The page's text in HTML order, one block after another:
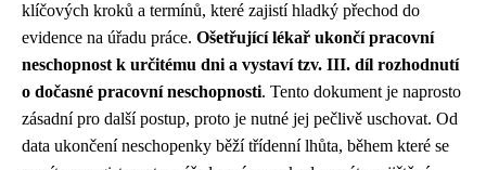
klíčových kroků a termínů, které zajistí hladký přechod do
evidence na úřadu práce. Ošetřující lékař ukončí pracovní
neschopnost k určitému dni a vystaví tzv. III. díl rozhodnutí
o dočasné pracovní neschopnosti. Tento dokument je naprosto
zásadní pro další postup, proto je nutné jej pečlivě uschovat. Od
data ukončení neschopenky běží třídenní lhůta, během které se